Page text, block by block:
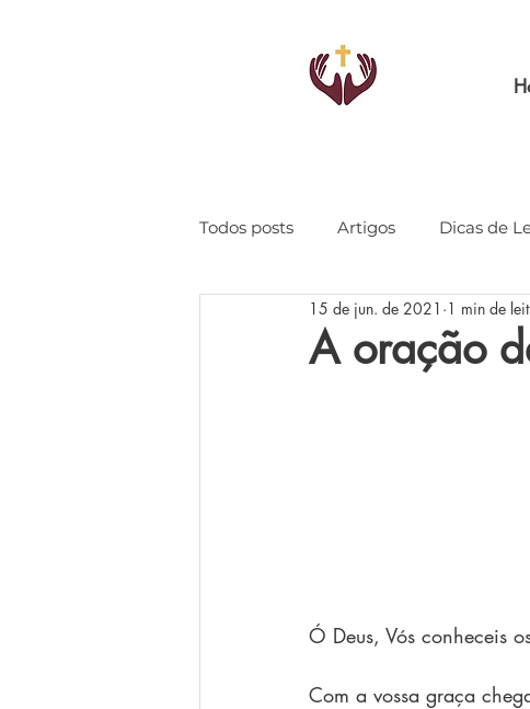
Todos posts Artigos Dicas de
A oração
15 de jun. de 2021 1 min de
Ó Deus, Vós conheceis
Com a vossa graça